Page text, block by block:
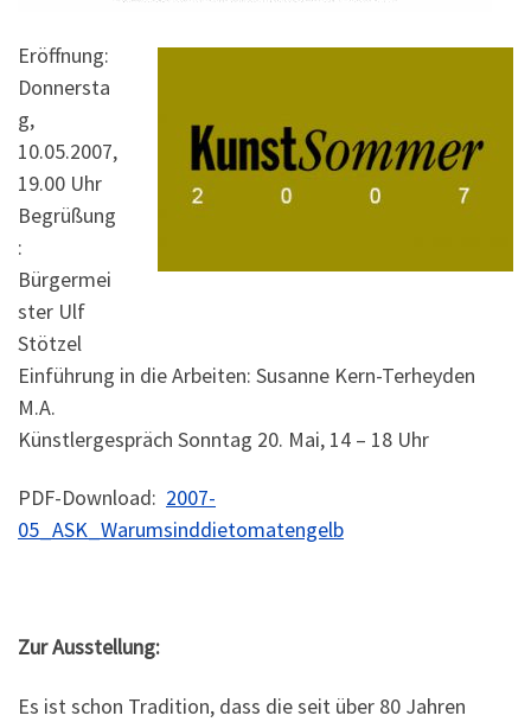
Eröffnung:
Donnersta
g,
10.05.2007,
19.00 Uhr
Begrüßung
:
Bürgermei
ster Ulf
Stötzel
Einführung in die Arbeiten: Susanne Kern-Terheyden
M.A.
Künstlergespräch Sonntag 20. Mai, 14 – 18 Uhr
PDF-Download: 2007-
05_ASK_Warumsinddietomatengelb
Zur Ausstellung:
Es ist schon Tradition, dass die seit über 80 Jahren